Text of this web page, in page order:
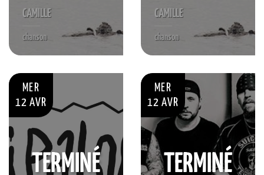
CAMILLE
chanson
CAMILLE
chanson
MER
12 AVR
TERMINÉ
MER
12 AVR
TERMINÉ